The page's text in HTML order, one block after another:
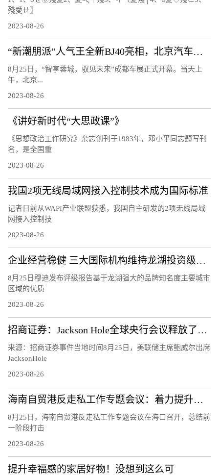
殘愛ㄝ〗
2023-08-26
“新潮朋派”人气王全新BJ40亮相，北京汽车开启全面焕新的第二篇章
8月25日，“智享蓉城，驭见未来”成都车展正式开幕。当天上
午，北京...
2023-08-26
《讲好新时代“大思政课”》
《思想政治工作研究》杂志创刊于1983年，邓小平同志题写刊
名，是全国重
2023-08-26
我国2项无线局域网接入控制技术成为国际标准
记者日前从WAPI产业联盟获悉，我国自主研发的2项无线局域
网接入控制技
2023-08-26
企业经营稳健 三大国际机构维持龙湖投资级评级
8月25日穆迪发布评级报告基于龙湖强大的品牌知名度主要城市
区域的优质
2023-08-26
招商证券：Jackson Hole全球央行会议释放了怎样的信号？
来源：招商证券事件当地时间8月25日，美联储主席鲍威尔出席
JacksonHole
2023-08-26
海南自贸港反走私工作专题会议：着力提升风险识别能力 下好风险防控的“先手棋”
8月25日，海南自贸港反走私工作专题会议在海口召开，总结前
一阶段打击
2023-08-26
提升幸福感的家居好物！没想到这么可